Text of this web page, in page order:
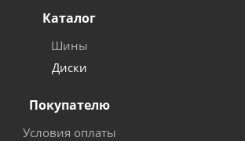
Каталог
Шины
Диски
Покупателю
Условия оплаты